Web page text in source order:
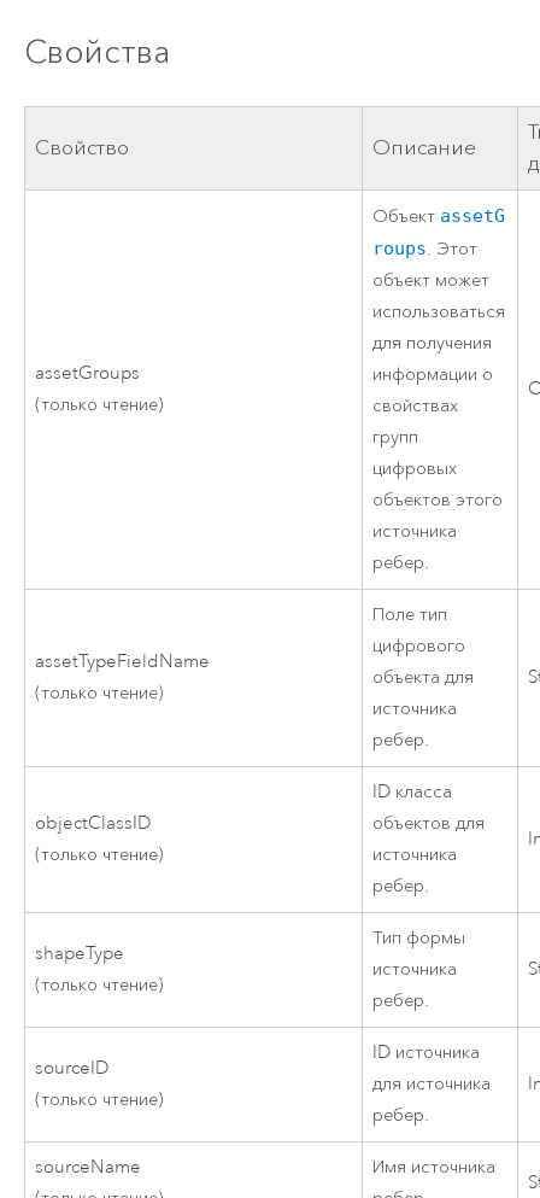
Свойства
Свойство Описание
assetGroups
(только чтение)
Объект assetG
roups. Этот
объект может
использоваться
для получения
информации о
свойствах
групп
цифровых
объектов этого
источника
ребер.
assetTypeFieldName
(только чтение)
Поле тип
цифрового
объекта для
источника
ребер.
objectClassID
(только чтение)
ID класса
объектов для
источника
ребер.
shapeType
(только чтение)
Тип формы
источника
ребер.
sourceID
(только чтение)
ID источника
для источника
ребер.
sourceName
Имя источника